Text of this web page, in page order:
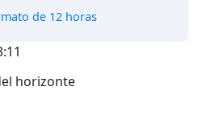
de 12 horas
horizonte